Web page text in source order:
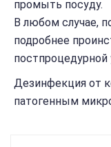
промыть посуду.
В любом случае,
подробнее
постпроцедурной
Дезинфекция от
патогенным